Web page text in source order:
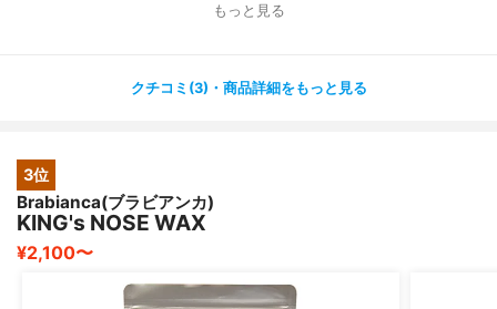
約1cm部分にストッパーが付いている"安全設計"なので奥
その場合は、もし1度で脱毛できなければ2回ほど続けて行
うと綺麗になります。
電子レンジで温めて簡単に使えるし、コスパも良いです
もっと見る
クチコミ(3)・商品詳細をもっと見る
3位
Brabianca(ブラビアンカ)
KING's NOSE WAX
¥2,100〜